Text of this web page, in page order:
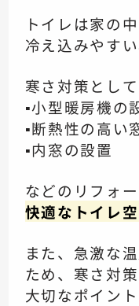
トイレは家の
冷え込みやす
寒さ対策として
▪️小型暖房機の
▪️断熱性の高い
▪️内窓の設置
などのリフォ
快適なトイレ
また、急激な
ため、寒さ対
大切なポイント